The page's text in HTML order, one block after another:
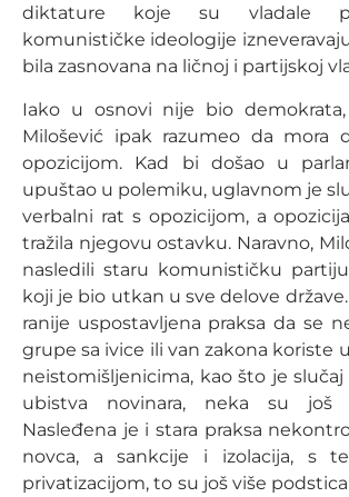
diktature koje su vladale
komunističke ideologije
bila zasnovana na ličnoj i partijskoj
Iako u osnovi nije bio
Milošević ipak razumeo da mora
opozicijom. Kad bi došao u
upuštao u polemiku, uglavnom je
verbalni rat s opozicijom, a
tražila njegovu ostavku. Naravno,
nasledili staru komunističku
koji je bio utkan u sve delove
ranije uspostavljena praksa da se
grupe sa ivice ili van zakona koriste
neistomišljenicima, kao što je slučaj
ubistva novinara, neka su još
Nasleđena je i stara praksa
novca, a sankcije i izolacija, s
privatizacijom, to su još više